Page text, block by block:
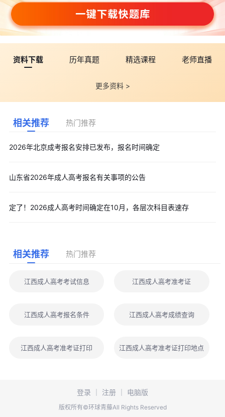
资料下载 历年真题 精选课程 老师直播
更多资料 >
相关推荐 热门推荐
2026年北京成考报名安排已发布，报名时间确定
山东省2026年成人高考报名有关事项的公告
定了！2026成人高考时间确定在10月，各层次科目表速存
相关推荐 热门推荐
江西成人高考考试信息 江西成人高考准考证
江西成人高考报名条件 江西成人高考成绩查询
江西成人高考准考证打印 江西成人高考准考证打印地点
登录 注册 电脑版
版权所有©环球青藤All Rights Reserved